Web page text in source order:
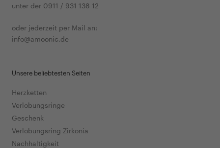
unter der 0911 / 931 138 12
oder jederzeit per Mail an:
info@amoonic.de
Unsere beliebtesten Seiten
Herzketten
Verlobungsringe
Geschenk
Verlobungsring Zirkonia
Nachhaltigkeit